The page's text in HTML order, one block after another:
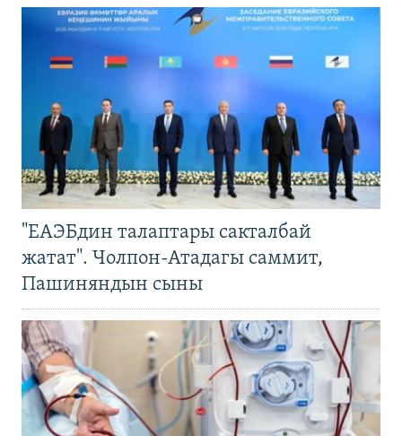
"ЕАЭБдин талаптары сакталбай
жатат". Чолпон-Атадагы саммит,
Пашиняндын сыны